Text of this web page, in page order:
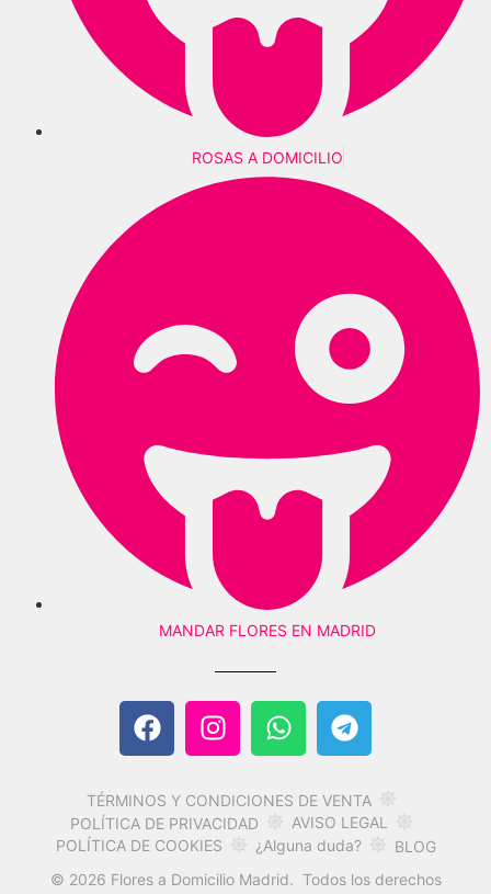
ROSAS A DOMICILIO
MANDAR FLORES EN MADRID
TÉRMINOS Y CONDICIONES DE VENTA
POLÍTICA DE PRIVACIDAD
AVISO LEGAL
POLÍTICA DE COOKIES
¿Alguna duda?
BLOG
© 2026 Flores a Domicilio Madrid. Todos los derechos